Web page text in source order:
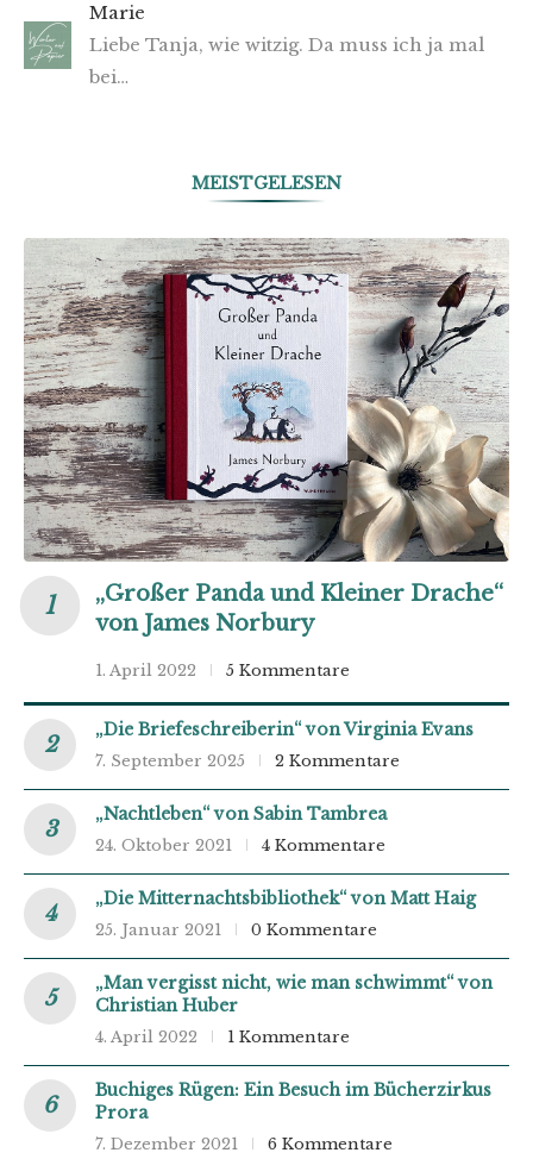
Marie
Liebe Tanja, wie witzig. Da muss ich ja mal
bei…
MEISTGELESEN
„Großer Panda und Kleiner Drache“
von James Norbury
1. April 2022 5 Kommentare
„Die Briefeschreiberin“ von Virginia Evans
7. September 2025 2 Kommentare
„Nachtleben“ von Sabin Tambrea
24. Oktober 2021 4 Kommentare
„Die Mitternachtsbibliothek“ von Matt Haig
25. Januar 2021 0 Kommentare
„Man vergisst nicht, wie man schwimmt“ von
Christian Huber
4. April 2022 1 Kommentare
Buchiges Rügen: Ein Besuch im Bücherzirkus
Prora
7. Dezember 2021 6 Kommentare